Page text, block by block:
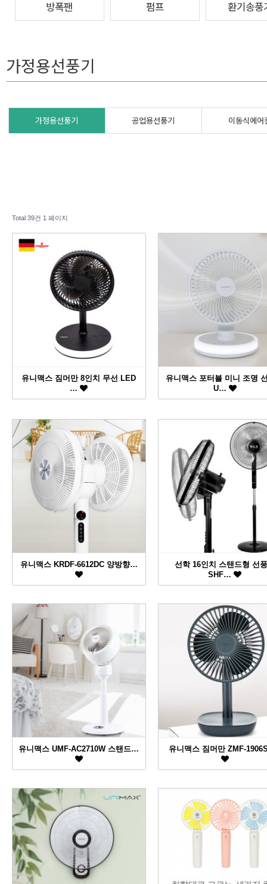
방폭팬 펌프 환기송풍
가정용선풍기
가정용선풍기 공업용선풍기 이동식에어
Total 39건 1 페이지
유니맥스 짐머만 8인치 무선 LED
…
유니맥스 포터블 미니 조명
U…
유니맥스 KRDF-6612DC 양방향…
선학 16인치 스탠드형 선
SHF…
유니맥스 UMF-AC2710W 스탠드… 유니맥스 짐머만 ZMF-